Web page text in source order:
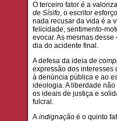
O terceiro fator é a
de Sísifo, o escritor
nada recusar da vida é a
felicidade, sentimento-
evocar. As mesmas
dia do acidente final.
A defesa da ideia de
expressão dos interesses
à denúncia pública e ao
ideologia. A liberdade
os ideais de justiça e
fulcral.
A indignação é o quinto